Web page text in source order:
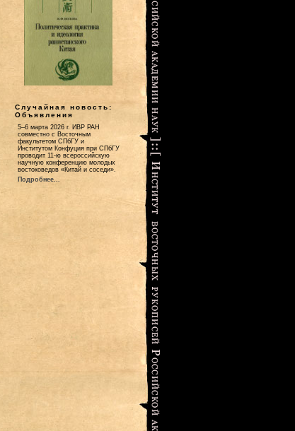
Случайная новость:
Объявления
5–6 марта 2026 г. ИВР РАН
совместно с Восточным
факультетом СПбГУ и
Институтом Конфуция при СПбГУ
проводит 11-ю всероссийскую
научную конференцию молодых
востоковедов «Китай и соседи».
Подробнее...